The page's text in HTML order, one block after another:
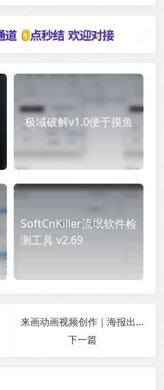
极域破解v1.0便于摸鱼
SoftCnKiller流氓软件检
测工具 v2.69
来画动画视频创作｜海报出图｜一键成片解锁会员
下一篇